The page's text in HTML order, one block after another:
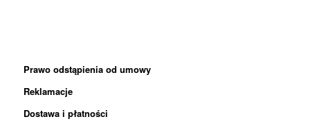
Prawo odstąpienia od umowy
Reklamacje
Dostawa i płatności